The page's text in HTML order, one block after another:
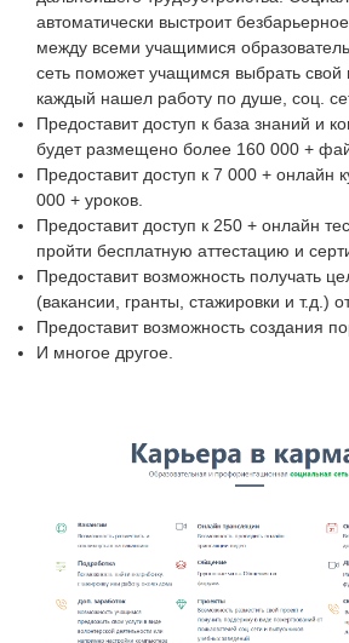
автоматически выстроит
между всеми учащимися
сеть поможет учащимся выбрать свой
каждый нашел работу по душе, соц.
Предоставит доступ к база знаний и
будет размещено более 160 000 +
Предоставит доступ к 7 000 + онлайн
000 + уроков.
Предоставит доступ к 250 + онлайн
пройти бесплатную аттестацию и
Предоставит возможность получать
(вакансии, гранты, стажировки и т.д.)
Предоставит возможность создания
И многое другое.